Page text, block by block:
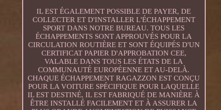
IL EST ÉGALEMENT POSSIBLE DE PAYER, DE
COLLECTER ET D'INSTALLER L'ÉCHAPPEMENT
SPORT DANS NOTRE BUREAU. TOUS LES
ÉCHAPPEMENTS SONT APPROUVÉS POUR LA
CIRCULATION ROUTIÈRE ET SONT ÉQUIPÉS D'UN
CERTIFICAT PAPIER D'APPROBATION CEE,
VALABLE DANS TOUS LES ÉTATS DE LA
COMMUNAUTÉ EUROPÉENNE ET AU-DELÀ.
CHAQUE ÉCHAPPEMENT RAGAZZON EST CONÇU
POUR LA VOITURE SPÉCIFIQUE POUR LAQUELLE
IL EST DESTINÉ, IL EST FABRIQUÉ DE MANIÈRE À
ÊTRE INSTALLÉ FACILEMENT ET À ASSURER LA